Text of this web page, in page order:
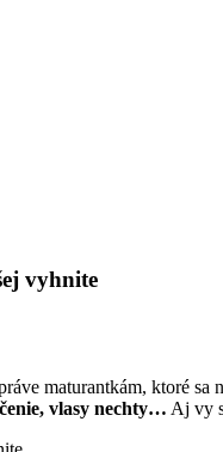
vyhnite
maturantkám, ktoré
vlasy nechty… Aj vy